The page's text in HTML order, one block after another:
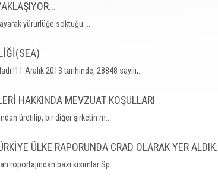
yürürlüğe soktuğu ...
!11 Aralık 2013 tarihinde, 28848 sayılı,...
HAKKINDA MEVZUAT KOŞULLARI
üretilip, bir diğer şirketin m...
ÜLKE RAPORUNDA CRAD OLARAK YER ALDIK.
bazı kısımlar Sp...